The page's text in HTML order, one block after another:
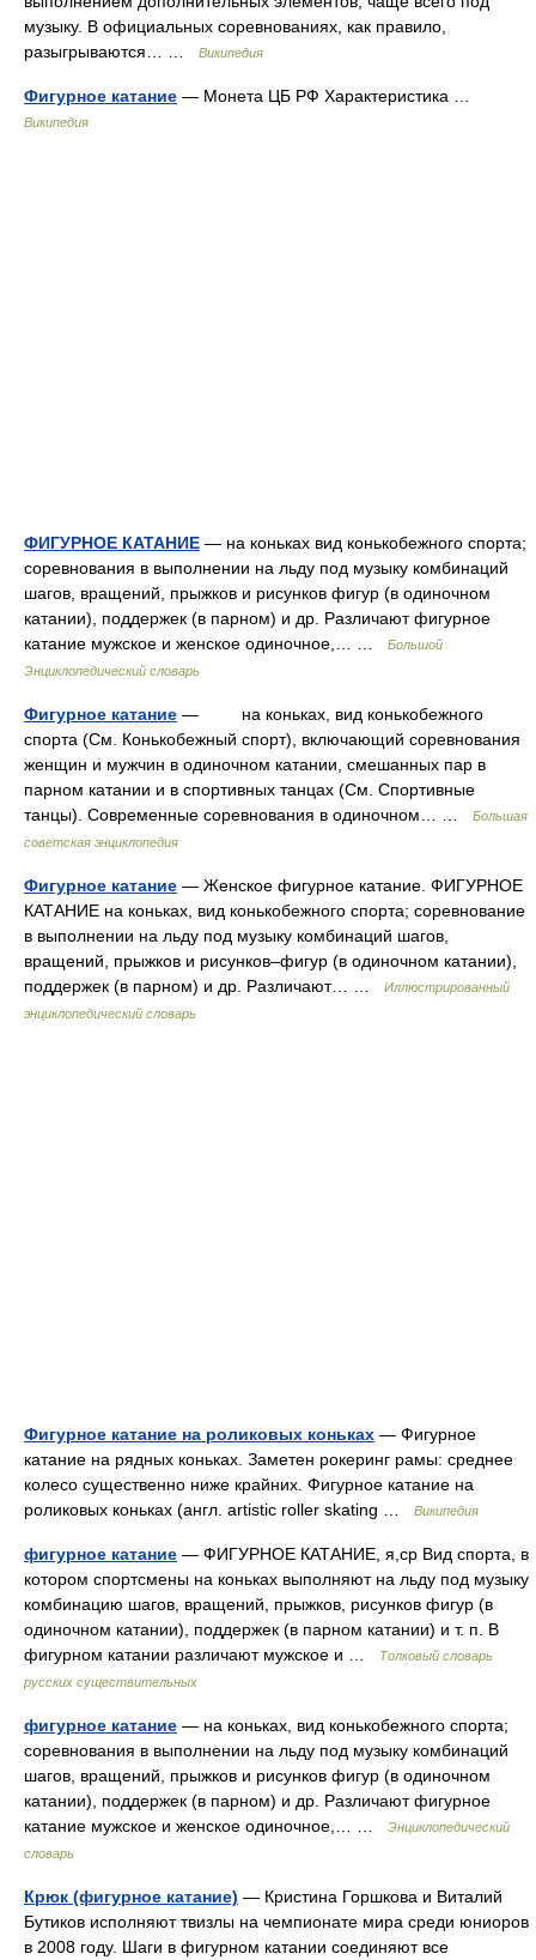
музыку. В официальных соревнованиях, как правило,
разыгрываются… …
Википедия
Фигурное катание — Монета ЦБ РФ Характеристика …
Википедия
ФИГУРНОЕ КАТАНИЕ — на коньках вид конькобежного спорта;
соревнования в выполнении на льду под музыку комбинаций
шагов, вращений, прыжков и рисунков фигур (в одиночном
катании), поддержек (в парном) и др. Различают фигурное
катание мужское и женское одиночное,… …
Большой
Энциклопедический словарь
Фигурное катание — на коньках, вид конькобежного
спорта (См. Конькобежный спорт), включающий соревнования
женщин и мужчин в одиночном катании, смешанных пар в
парном катании и в спортивных танцах (См. Спортивные
танцы). Современные соревнования в одиночном… …
Большая
советская энциклопедия
Фигурное катание — Женское фигурное катание. ФИГУРНОЕ
КАТАНИЕ на коньках, вид конькобежного спорта; соревнование
в выполнении на льду под музыку комбинаций шагов,
вращений, прыжков и рисунков–фигур (в одиночном катании),
поддержек (в парном) и др. Различают… …
Иллюстрированный
энциклопедический словарь
Фигурное катание на роликовых коньках — Фигурное
катание на рядных коньках. Заметен рокеринг рамы: среднее
колесо существенно ниже крайних. Фигурное катание на
роликовых коньках (англ. artistic roller skating …
Википедия
фигурное катание — ФИГУРНОЕ КАТАНИЕ, я,ср Вид спорта, в
котором спортсмены на коньках выполняют на льду под музыку
комбинацию шагов, вращений, прыжков, рисунков фигур (в
одиночном катании), поддержек (в парном катании) и т. п. В
фигурном катании различают мужское и …
Толковый словарь
русских существительных
фигурное катание — на коньках, вид конькобежного спорта;
соревнования в выполнении на льду под музыку комбинаций
шагов, вращений, прыжков и рисунков фигур (в одиночном
катании), поддержек (в парном) и др. Различают фигурное
катание мужское и женское одиночное,… …
Энциклопедический
словарь
Крюк (фигурное катание) — Кристина Горшкова и Виталий
Бутиков исполняют твизлы на чемпионате мира среди юниоров
в 2008 году. Шаги в фигурном катании соединяют все